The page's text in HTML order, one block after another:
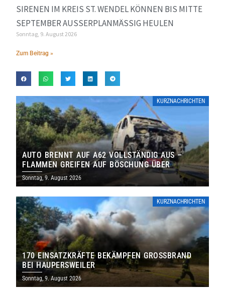
SIRENEN IM KREIS ST. WENDEL KÖNNEN BIS MITTE
SEPTEMBER AUSSERPLANMÄSSIG HEULEN
Sonntag, 9. August 2026
Zum Beitrag »
KURZNACHRICHTEN
AUTO BRENNT AUF A62 VOLLSTÄNDIG AUS –
FLAMMEN GREIFEN AUF BÖSCHUNG ÜBER
Sonntag, 9. August 2026
KURZNACHRICHTEN
170 EINSATZKRÄFTE BEKÄMPFEN GROSSBRAND B
EI HAUPERSWEILER
Sonntag, 9. August 2026